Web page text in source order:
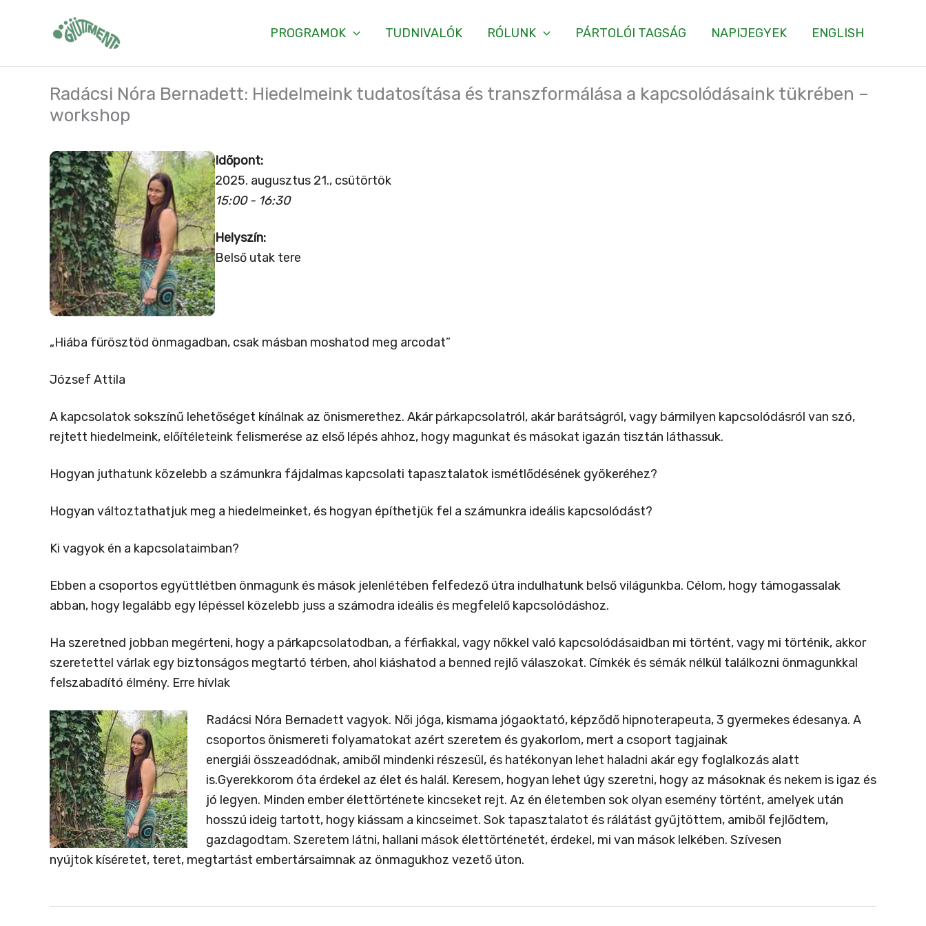
PROGRAMOK TUDNIVALÓK RÓLUNK PÁRTOLÓI TAGSÁG NAPIJEGYEK ENGLISH
Radácsi Nóra Bernadett: Hiedelmeink tudatosítása és transzformálása a kapcsolódásaink tükrében –
workshop
Időpont:
2025. augusztus 21., csütörtök
15:00 - 16:30
Helyszín:
Belső utak tere
„Hiába fürösztöd önmagadban, csak másban moshatod meg arcodat”
József Attila
A kapcsolatok sokszínű lehetőséget kínálnak az önismerethez. Akár párkapcsolatról, akár barátságról, vagy bármilyen kapcsolódásról van szó,
rejtett hiedelmeink, előítéleteink felismerése az első lépés ahhoz, hogy magunkat és másokat igazán tisztán láthassuk.
Hogyan juthatunk közelebb a számunkra fájdalmas kapcsolati tapasztalatok ismétlődésének gyökeréhez?
Hogyan változtathatjuk meg a hiedelmeinket, és hogyan építhetjük fel a számunkra ideális kapcsolódást?
Ki vagyok én a kapcsolataimban?
Ebben a csoportos együttlétben önmagunk és mások jelenlétében felfedező útra indulhatunk belső világunkba. Célom, hogy támogassalak
abban, hogy legalább egy lépéssel közelebb juss a számodra ideális és megfelelő kapcsolódáshoz.
Ha szeretned jobban megérteni, hogy a párkapcsolatodban, a férfiakkal, vagy nőkkel való kapcsolódásaidban mi történt, vagy mi történik, akkor
szeretettel várlak egy biztonságos megtartó térben, ahol kiáshatod a benned rejlő válaszokat. Címkék és sémák nélkül találkozni önmagunkkal
felszabadító élmény. Erre hívlak
Radácsi Nóra Bernadett vagyok. Női jóga, kismama jógaoktató, képződő hipnoterapeuta, 3 gyermekes édesanya. A
csoportos önismereti folyamatokat azért szeretem és gyakorlom, mert a csoport tagjainak
energiái összeadódnak, amiből mindenki részesül, és hatékonyan lehet haladni akár egy foglalkozás alatt
is.Gyerekkorom óta érdekel az élet és halál. Keresem, hogyan lehet úgy szeretni, hogy az másoknak és nekem is igaz és
jó legyen. Minden ember élettörténete kincseket rejt. Az én életemben sok olyan esemény történt, amelyek után
hosszú ideig tartott, hogy kiássam a kincseimet. Sok tapasztalatot és rálátást gyűjtöttem, amiből fejlődtem,
gazdagodtam. Szeretem látni, hallani mások élettörténetét, érdekel, mi van mások lelkében. Szívesen
nyújtok kíséretet, teret, megtartást embertársaimnak az önmagukhoz vezető úton.